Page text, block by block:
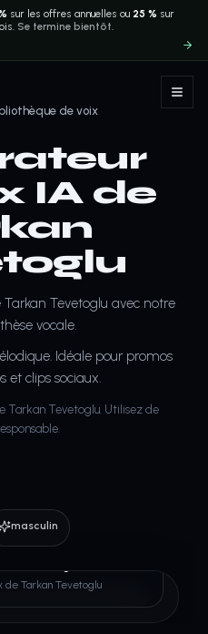
sur les offres annuelles ou 25 % sur
Se termine bientôt.
de voix
IA de
Tevetoglu avec notre
vocale.
Idéale pour promos
et clips sociaux.
Tarkan Tevetoglu. Utilisez de
masculin
Tarkan Tevetoglu